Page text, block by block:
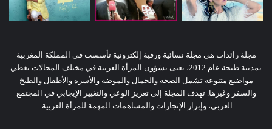
مجلة رائدات هي مجلة نسائية ورقية إلكترونية تأسست في المملكة المغربية
بمدينة طنجة عام 2012، تعنى بشؤون المرأة العربية في مختلف المجالات.تغطي
مواضيع متنوعة تشمل الصحة والجمال والموضة والأسرة والأطفال والطبخ
والسفر وغيرها. تهدف المجلة إلى تعزيز الوعي والتغيير الإيجابي في المجتمع
العربي، وإبراز الإنجازات والمساهمات المهمة للمرأة العربية.